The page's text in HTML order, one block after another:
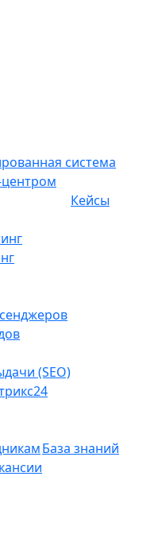
система
(SEO)
Кейсы
База знаний